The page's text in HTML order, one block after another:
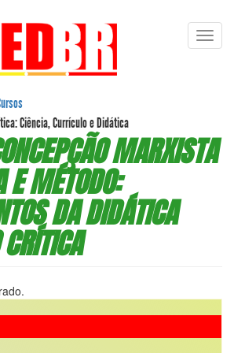
Ciência, Currículo e Didática
MARXISTA
E MÉTODO:
DA DIDÁTICA